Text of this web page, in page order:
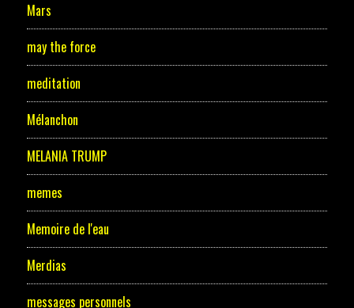
Mars
may the force
meditation
Mélanchon
MELANIA TRUMP
memes
Memoire de l'eau
Merdias
messages personnels